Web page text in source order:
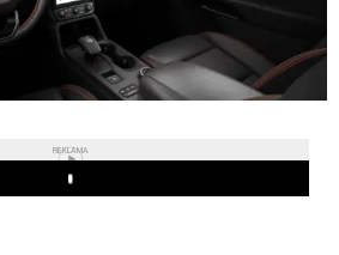
REKLAMA
Play